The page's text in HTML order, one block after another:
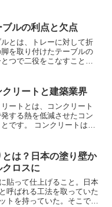
ブルの利点と欠点
とは、
トレーに対して折
を取り付けたテーブルの
つで二役をこなすことが
しまったりすることに対
しても活用することがで
な手間を軽減することが
です。また、簡易的に使
場合、両者の特性を生か
レーより重くコンパクト
きず、簡易的な設計のた
強度は持っていないとい
、脚の長さはトレーの長
ため、高さを取れば大き
ンパクトにすると低くな
リートと建築業界
ートとは、コンクリート
する熱を低減させたコン
です。
コンクリートは、
とが多いです。そこで、低
トにすることによって、
もひび割れを抑制するこ
になります。ダムや大型
、1回で打設するコンクリ
いためコンクリートが基
とは？日本の塗り壁か
クロスに
貼って仕上げること。
日本
呼ばれる工法を取っていた
トを持っていた。 そこで、